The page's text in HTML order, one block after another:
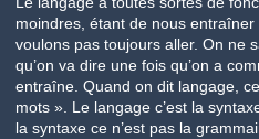
moindres, étant de nous
voulons pas toujours aller. On ne
qu’on va dire une fois qu’on a
entraîne. Quand on dit langage,
mots ». Le langage c’est la
la syntaxe ce n’est pas la